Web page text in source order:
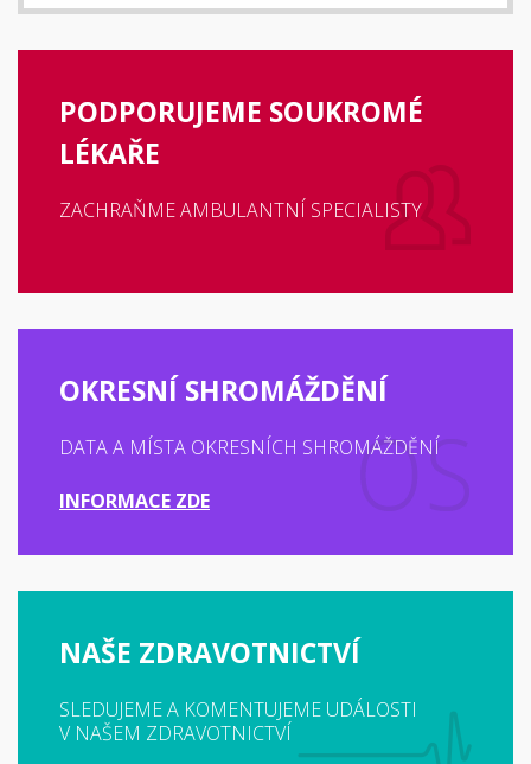
PODPORUJEME SOUKROMÉ
LÉKAŘE
ZACHRAŇME AMBULANTNÍ SPECIALISTY
OKRESNÍ SHROMÁŽDĚNÍ
DATA A MÍSTA OKRESNÍCH SHROMÁŽDĚNÍ
INFORMACE ZDE
NAŠE ZDRAVOTNICTVÍ
SLEDUJEME A KOMENTUJEME UDÁLOSTI
V NAŠEM ZDRAVOTNICTVÍ